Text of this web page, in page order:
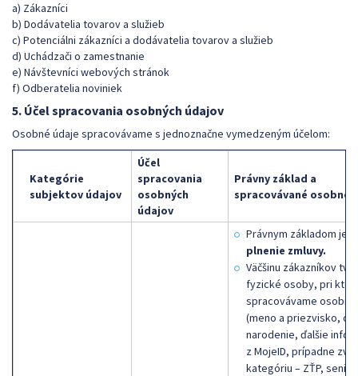
a) Zákazníci
b) Dodávatelia tovarov a služieb
c) Potenciálni zákazníci a dodávatelia tovarov a služieb
d) Uchádzači o zamestnanie
e) Návštevníci webových stránok
f) Odberatelia noviniek
5. Účel spracovania osobných údajov
Osobné údaje spracovávame s jednoznačne vymedzeným účelom:
Kategórie
subjektov údajov
Účel
spracovania
osobných
údajov
Právny základ a
spracovávané osobné
Právnym základom je
plnenie zmluvy.
Väčšinu zákazníkov
fyzické osoby, pri
spracovávame
(meno a priezvisko,
narodenie, ďalšie
z MojeID, prípadne
kategóriu – ZŤP,